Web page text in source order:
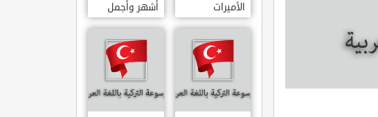
الأميرات
ADALAR
MÜZESI
أشهر وأجمل
قصور اسطنبول